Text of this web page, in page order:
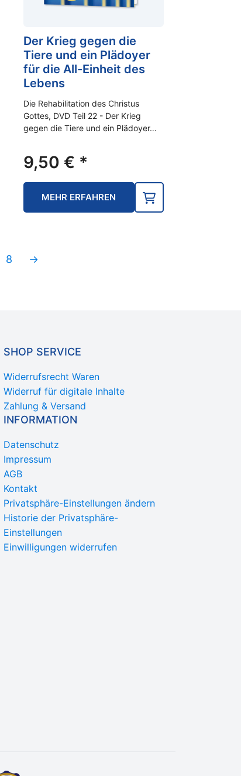
Der Krieg gegen die
Tiere und ein Plädoyer
für die All-Einheit des
Lebens
Die Rehabilitation des Christus
Gottes, DVD Teil 22 - Der Krieg
gegen die Tiere und ein Plädoyer…
9,50 € *
MEHR ERFAHREN
8 →
SHOP SERVICE
Widerrufsrecht Waren
Widerruf für digitale Inhalte
Zahlung & Versand
INFORMATION
Datenschutz
Impressum
AGB
Kontakt
Privatsphäre-Einstellungen ändern
Historie der Privatsphäre-
Einstellungen
Einwilligungen widerrufen